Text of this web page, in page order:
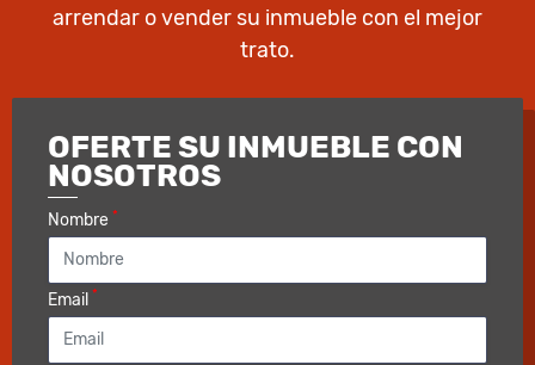
arrendar o vender su inmueble con el mejor
trato.
OFERTE SU INMUEBLE CON
NOSOTROS
Nombre *
Email *